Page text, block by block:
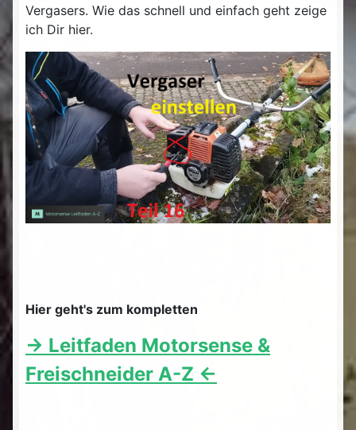
Vergasers. Wie das schnell und einfach geht zeige
ich Dir hier.
Hier geht's zum kompletten
-> Leitfaden Motorsense &
Freischneider A-Z <-